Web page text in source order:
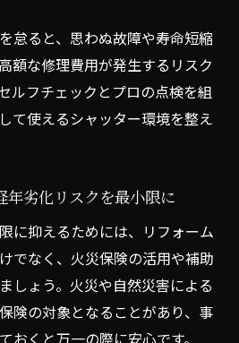
怠ると、思わぬ故障や寿命短縮
額な修理費用が発生するリスク
ルフチェックとプロの点検を組
て使えるシャッター環境を整え
年劣化リスクを最小限に
に抑えるためには、リフォーム
でなく、火災保険の活用や補助
しょう。火災や自然災害による
険の対象となることがあり、事
おくと万一の際に安心です。